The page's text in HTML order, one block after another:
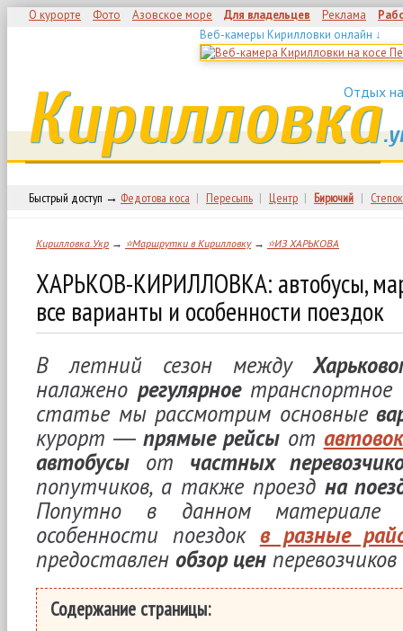
О курорте Фото Азовское море Для владельцев Реклама
Веб-камеры Кирилловки онлайн ↓
Отдых
Кирилловка
Быстрый доступ → Федотова коса | Пересыпь | Центр | Бирючий | Степок
Кирилловка.Укр → ⭐Маршрутки в Кирилловку → ⭐ИЗ ХАРЬКОВА
ХАРЬКОВ-КИРИЛЛОВКА: автобусы,
все варианты и особенности поездок
В летний сезон между
налажено регулярноетранспортное
статье мы рассмотрим основные
курорт ―прямые рейсы от
автобусы от частных
попутчиков, а также проезд на
Попутно в данном материале
особенности поездок в разные
предоставлен обзор цен
Содержание страницы: